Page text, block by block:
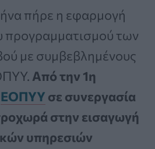
πήρε η εφαρμογή
προγραμματισμού των
με συμβεβλημένους
Από την 1η
ΕΟΠΥΥ σε συνεργασία
στην εισαγωγή
υπηρεσιών